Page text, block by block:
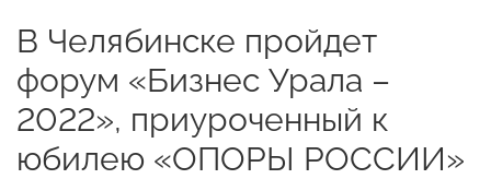
В Челябинске пройдет
форум «Бизнес Урала –
2022», приуроченный к
юбилею «ОПОРЫ РОССИИ»